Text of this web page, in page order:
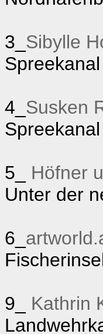
3_ Sibylle
4_ Susken
5_ Höfner
Unter der
6_
9_ Kathrin